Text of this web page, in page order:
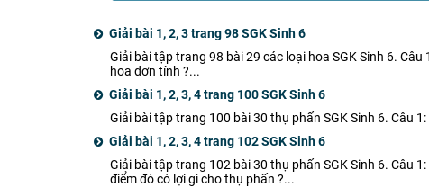
Giải bài 1, 2, 3 trang 98 SGK Sinh 6
Giải bài tập trang 98 bài 29 các loại hoa SGK Sinh 6.
hoa đơn tính ?...
Giải bài 1, 2, 3, 4 trang 100 SGK Sinh 6
Giải bài tập trang 100 bài 30 thụ phấn SGK Sinh 6. Câu
Giải bài 1, 2, 3, 4 trang 102 SGK Sinh 6
Giải bài tập trang 102 bài 30 thụ phấn SGK Sinh 6. Câu
điểm đó có lợi gì cho thụ phấn ?...